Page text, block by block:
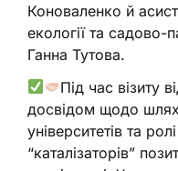
Коноваленко й
екології та садово-
Ганна Тутова.
Під час візиту
досвідом щодо
університетів та
“каталізаторів”